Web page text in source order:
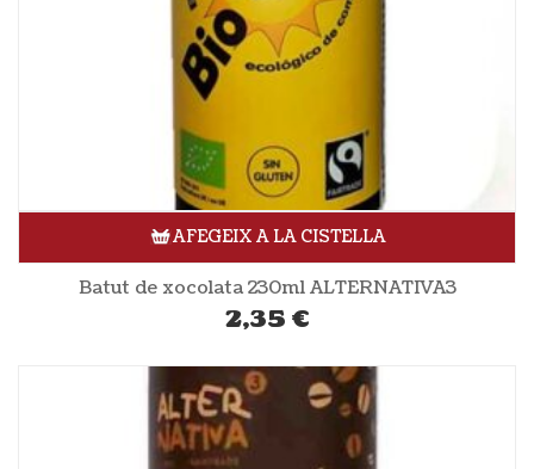
AFEGEIX A LA CISTELLA
Batut de xocolata 230ml ALTERNATIVA3
2,35 €